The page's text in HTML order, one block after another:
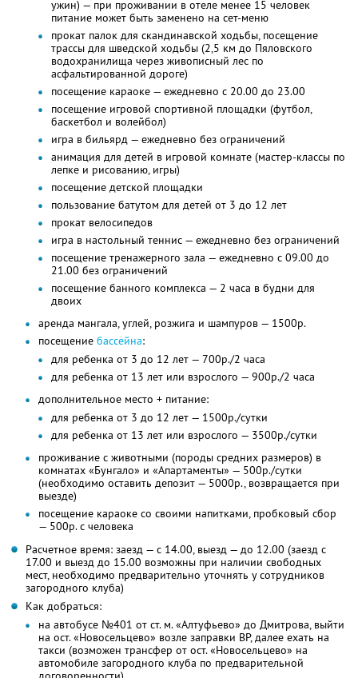
ужин) — при проживании в отеле менее 15 человек
питание может быть заменено на сет-меню
прокат палок для скандинавской ходьбы, посещение
трассы для шведской ходьбы (2,5 км до Пяловского
водохранилища через живописный лес по
асфальтированной дороге)
посещение караоке — ежедневно с 20.00 до 23.00
посещение игровой спортивной площадки (футбол,
баскетбол и волейбол)
игра в бильярд — ежедневно без ограничений
анимация для детей в игровой комнате (мастер-классы по
лепке и рисованию, игры)
посещение детской площадки
пользование батутом для детей от 3 до 12 лет
прокат велосипедов
игра в настольный теннис — ежедневно без ограничений
посещение тренажерного зала — ежедневно с 09.00 до
21.00 без ограничений
посещение банного комплекса — 2 часа в будни для
двоих
аренда мангала, углей, розжига и шампуров — 1500р.
посещение бассейна:
для ребенка от 3 до 12 лет — 700р./2 часа
для ребенка от 13 лет или взрослого — 900р./2 часа
дополнительное место + питание:
для ребенка от 3 до 12 лет — 1500р./сутки
для ребенка от 13 лет или взрослого — 3500р./сутки
проживание с животными (породы средних размеров) в
комнатах «Бунгало» и «Апартаменты» — 500р./сутки
(необходимо оставить депозит — 5000р., возвращается при
выезде)
посещение караоке со своими напитками, пробковый сбор
— 500р. с человека
Расчетное время: заезд — с 14.00, выезд — до 12.00 (заезд с
17.00 и выезд до 15.00 возможны при наличии свободных
мест, необходимо предварительно уточнять у сотрудников
загородного клуба)
Как добраться:
на автобусе №401 от ст. м. «Алтуфьево» до Дмитрова, выйти
на ост. «Новосельцево» возле заправки BP, далее ехать на
такси (возможен трансфер от ост. «Новосельцево» на
автомобиле загородного клуба по предварительной